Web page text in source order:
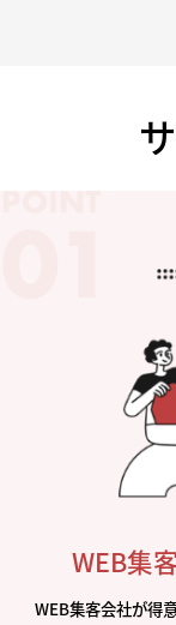
WEB集
WEB集客会社が得